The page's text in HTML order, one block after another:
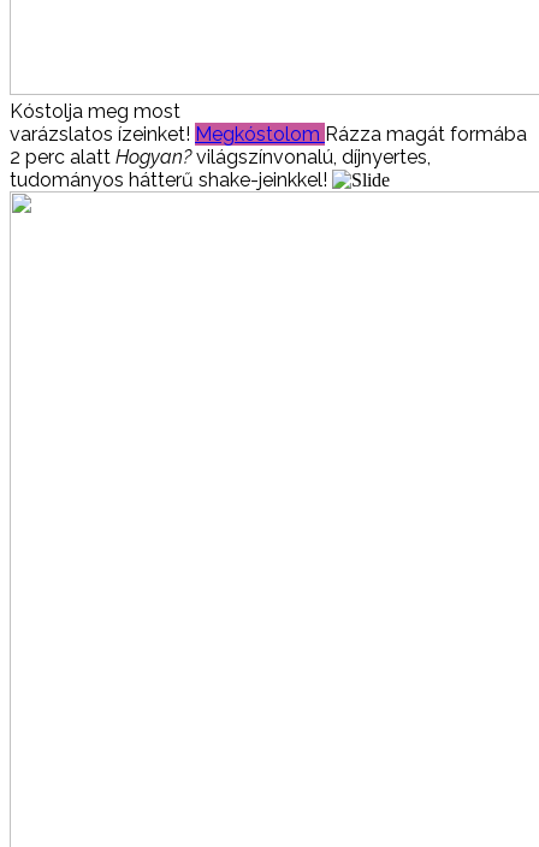
Kóstolja meg most
varázslatos ízeinket! Megkóstolom Rázza magát formába
2 perc alatt Hogyan?világszínvonalú, díjnyertes,
tudományos hátterű shake-jeinkkel!